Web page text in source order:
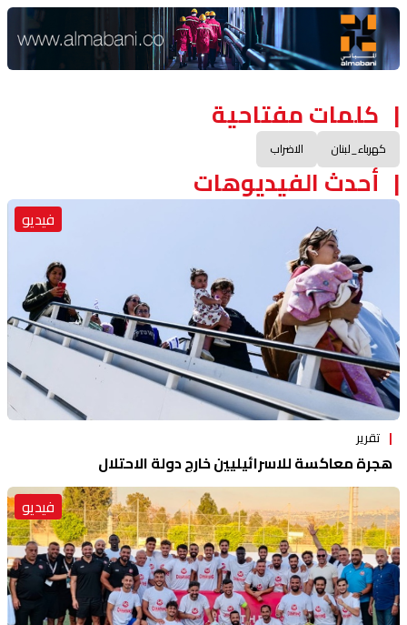
Advertisement Section
كلمات مفتاحية
كهرباء_لبنان الاضراب
أحدث الفيديوهات
فيديو
تقرير
هجرة معاكسة للاسرائيليين خارج دولة الاحتلال
فيديو